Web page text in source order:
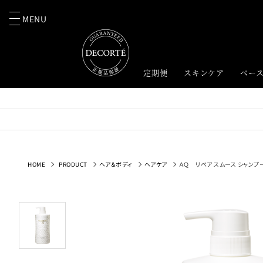
MENU
定期便 スキンケア ベー
HOME PRODUCT ヘア＆ボディ ヘアケア ＡＱ リペア スムース シャンプ